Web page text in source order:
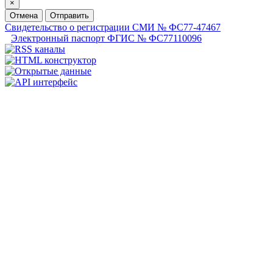
×
Отмена
Отправить
Свидетельство о регистрации СМИ № ФС77-47467
Электронный паспорт ФГИС № ФС77110096